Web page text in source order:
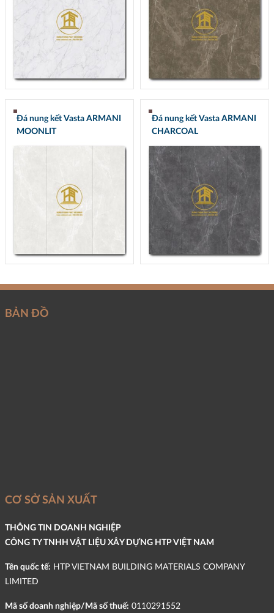
Đá nung kết Vasta ARMANI
MOONLIT
Đá nung kết Vasta ARMANI
CHARCOAL
BẢN ĐỒ
CƠ SỞ SẢN XUẤT
THÔNG TIN DOANH NGHIỆP
CÔNG TY TNHH VẬT LIỆU XÂY DỰNG HTP VIỆT NAM
Tên quốc tế: HTP VIETNAM BUILDING MATERIALS COMPANY
LIMITED
Mã số doanh nghiệp/Mã số thuế: 0110291552